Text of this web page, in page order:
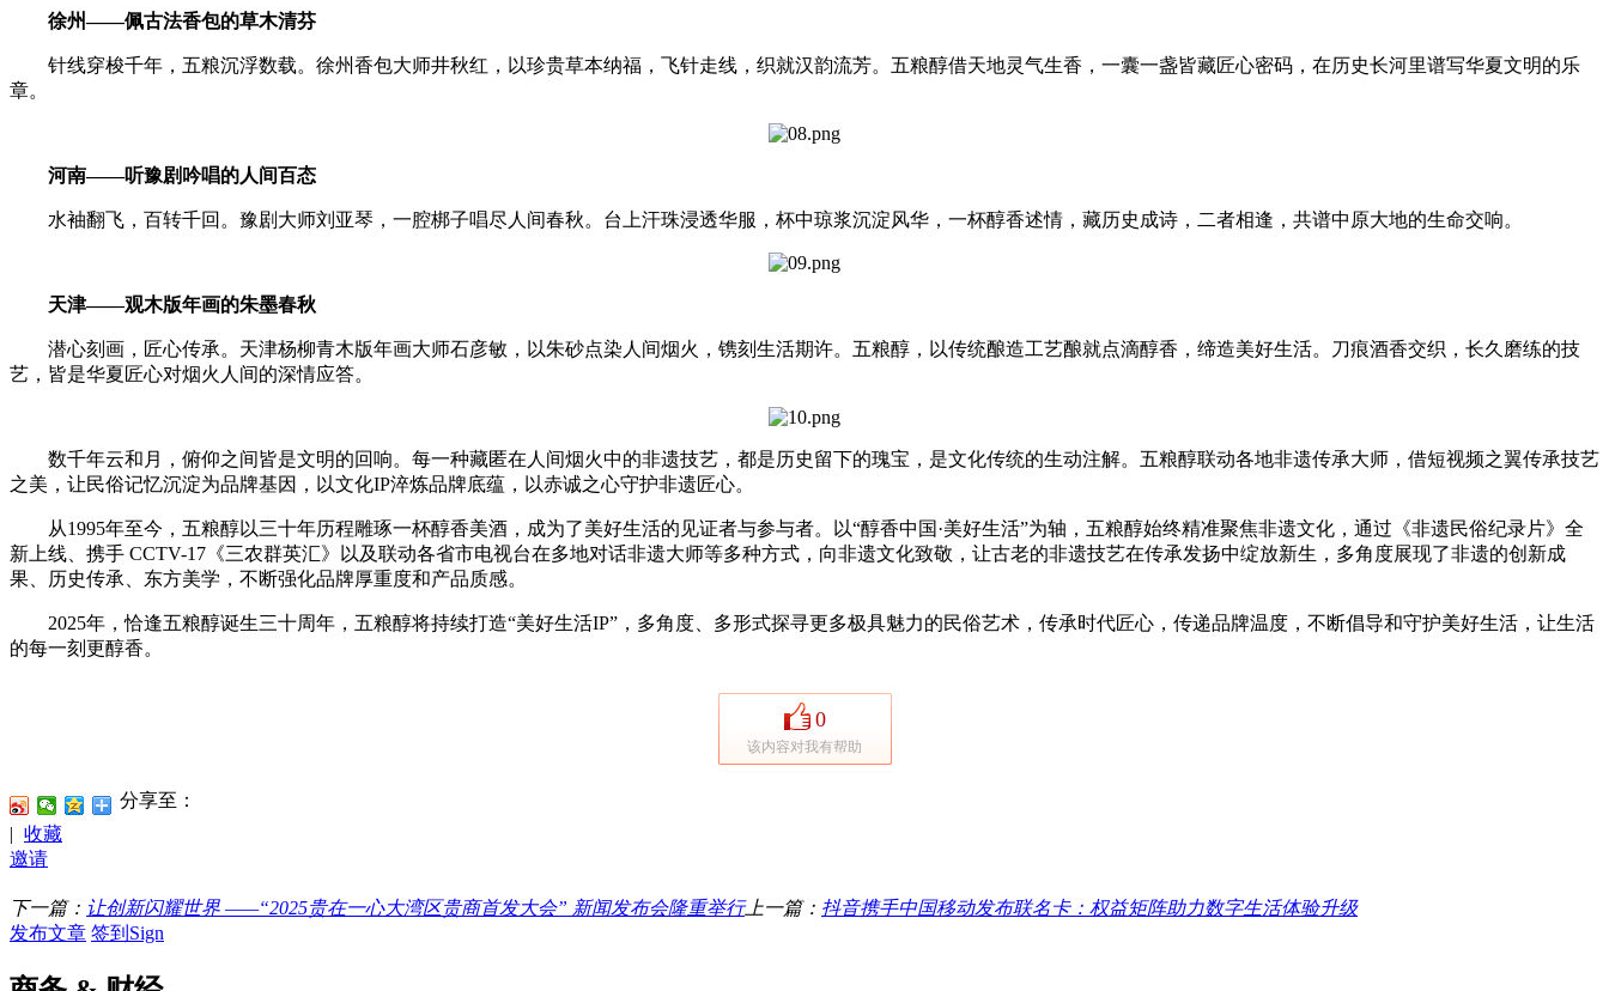
徐州——佩古法香包的草木清芬
针线穿梭千年，五粮沉浮数载。徐州香包大师井秋红，以珍贵草本纳福，飞针走线，织就汉韵流芳。五粮醇借天地灵气生香，一囊一盏皆藏匠心密码，在历史长河里谱写华夏文明的乐
章。
河南——听豫剧吟唱的人间百态
水袖翻飞，百转千回。豫剧大师刘亚琴，一腔梆子唱尽人间春秋。台上汗珠浸透华服，杯中琼浆沉淀风华，一杯醇香述情，藏历史成诗，二者相逢，共谱中原大地的生命交响。
天津——观木版年画的朱墨春秋
潜心刻画，匠心传承。天津杨柳青木版年画大师石彦敏，以朱砂点染人间烟火，镌刻生活期许。五粮醇，以传统酿造工艺酿就点滴醇香，缔造美好生活。刀痕酒香交织，长久磨练的技
艺，皆是华夏匠心对烟火人间的深情应答。
数千年云和月，俯仰之间皆是文明的回响。每一种藏匿在人间烟火中的非遗技艺，都是历史留下的瑰宝，是文化传统的生动注解。五粮醇联动各地非遗传承大师，借短视频之翼传承技艺
之美，让民俗记忆沉淀为品牌基因，以文化IP淬炼品牌底蕴，以赤诚之心守护非遗匠心。
从1995年至今，五粮醇以三十年历程雕琢一杯醇香美酒，成为了美好生活的见证者与参与者。以“醇香中国·美好生活”为轴，五粮醇始终精准聚焦非遗文化，通过《非遗民俗纪录片》全
新上线、携手 CCTV-17《三农群英汇》以及联动各省市电视台在多地对话非遗大师等多种方式，向非遗文化致敬，让古老的非遗技艺在传承发扬中绽放新生，多角度展现了非遗的创新成
果、历史传承、东方美学，不断强化品牌厚重度和产品质感。
2025年，恰逢五粮醇诞生三十周年，五粮醇将持续打造“美好生活IP”，多角度、多形式探寻更多极具魅力的民俗艺术，传承时代匠心，传递品牌温度，不断倡导和守护美好生活，让生活
的每一刻更醇香。
0
该内容对我有帮助
分享至：
| 收藏
邀请
下一篇： 让创新闪耀世界 ——“2025贵在一心大湾区贵商首发大会” 新闻发布会隆重举行上一篇： 抖音携手中国移动发布联名卡：权益矩阵助力数字生活体验升级
发布文章 签到Sign